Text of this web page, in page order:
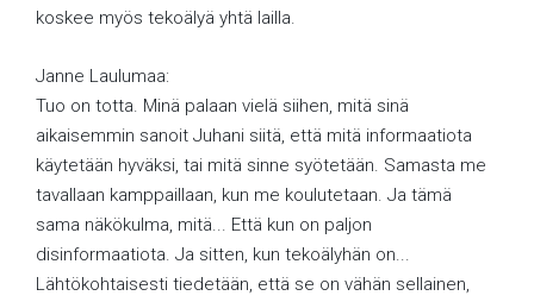
koskee myös tekoälyä yhtä lailla.
Janne Laulumaa:
Tuo on totta. Minä palaan vielä siihen, mitä sinä
aikaisemmin sanoit Juhani siitä, että mitä informaatiota
käytetään hyväksi, tai mitä sinne syötetään. Samasta me
tavallaan kamppaillaan, kun me koulutetaan. Ja tämä
sama näkökulma, mitä... Että kun on paljon
disinformaatiota. Ja sitten, kun tekoälyhän on...
Lähtökohtaisesti tiedetään, että se on vähän sellainen,